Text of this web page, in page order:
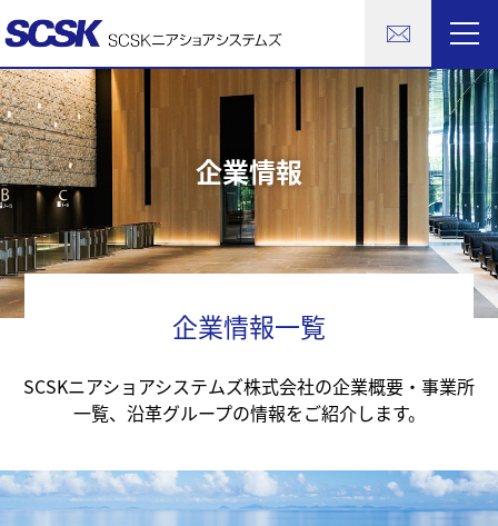
企業情報
企業情報一覧
SCSKニアショアシステムズ株式会社の企業概要・事業所
一覧、沿革グループの情報をご紹介します。